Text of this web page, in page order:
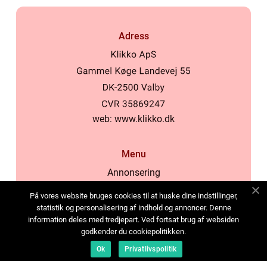
Adress
web: www.klikko.dk
Menu
Annonsering
Cookies
Kontakta oss
Sitemap
På vores website bruges cookies til at huske dine indstillinger,
statistik og personalisering af indhold og annoncer. Denne
information deles med tredjepart. Ved fortsat brug af websiden
godkender du cookiepolitikken.
Ok Privatlivspolitik